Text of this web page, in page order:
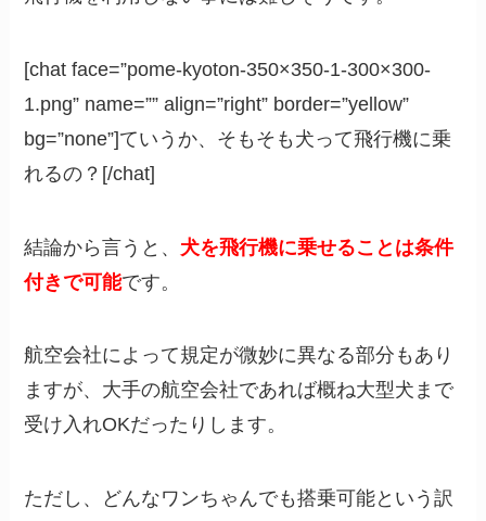
[chat face=”pome-kyoton-350×350-1-300×300-
1.png” name=”” align=”right” border=”yellow”
bg=”none”]ていうか、そもそも犬って飛行機に乗
れるの？[/chat]
結論から言うと、 犬を飛行機に乗せることは条件
付きで可能です。
航空会社によって規定が微妙に異なる部分もあり
ますが、大手の航空会社であれば概ね大型犬まで
受け入れOKだったりします。
ただし、どんなワンちゃんでも搭乗可能という訳